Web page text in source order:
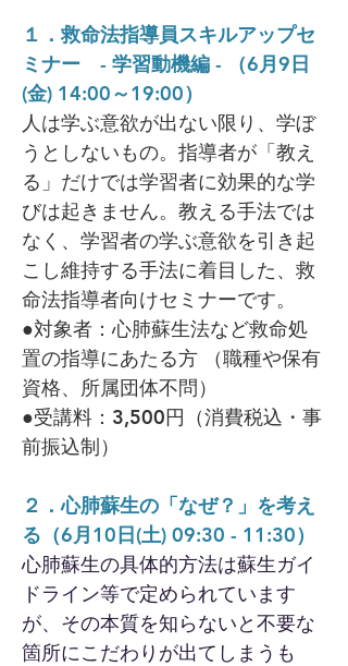
１．救命法指導員スキルアップセ
ミナー - 学習動機編 - （6月9日
(金) 14:00～19:00）
人は学ぶ意欲が出ない限り、学ぼ
うとしないもの。指導者が「教え
る」だけでは学習者に効果的な学
びは起きません。教える手法では
なく、学習者の学ぶ意欲を引き起
こし維持する手法に着目した、救
命法指導者向けセミナーです。
●対象者：心肺蘇生法など救命処
置の指導にあたる方 （職種や保有
資格、所属団体不問）
●受講料：3,500円（消費税込・事
前振込制）
２．心肺蘇生の「なぜ？」を考え
る（6月10日(土) 09:30 - 11:30）
心肺蘇生の具体的方法は蘇生ガイ
ドライン等で定められています
が、その本質を知らないと不要な
箇所にこだわりが出てしまうも